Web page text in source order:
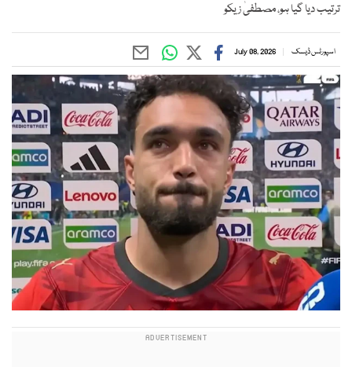
ترتیب دیا گیا ہو، مصطفیٰ زیکو
اسپورٹس ڈیسک July 08, 2026